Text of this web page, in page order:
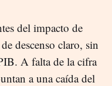
del impacto de
descenso claro, sin
A falta de la cifra
a una caída del